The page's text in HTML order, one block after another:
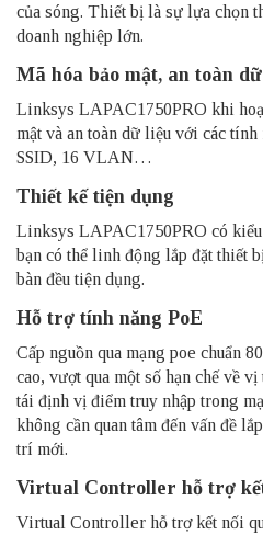
của sóng. Thiết bị là sự lựa chọn
doanh nghiệp lớn.
Mã hóa bảo mật, an toàn
Linksys LAPAC1750PRO khi
mật và an toàn dữ liệu với các
SSID, 16 VLAN…
Thiết kế tiện dụng
Linksys LAPAC1750PRO có
bạn có thể linh động lắp đặt thiết
bàn đều tiện dụng.
Hỗ trợ tính năng PoE
Cấp nguồn qua mạng poe chuẩn
cao, vượt qua một số hạn chế về
tái định vị điểm truy nhập trong
không cần quan tâm đến vấn đề
trí mới.
Virtual Controller hỗ trợ
Virtual Controller hỗ trợ kết nối